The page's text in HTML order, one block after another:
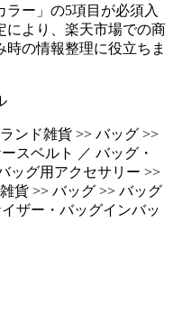
ー」の5項目が必須入
により、楽天市場での商
の情報整理に役立ちま
ンド雑貨 >> バッグ >>
スベルト ／ バッグ・
ッグ用アクセサリー >>
貨 >> バッグ >> バッグ
ザー・バッグインバッ